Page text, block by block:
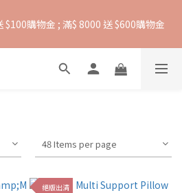
$2500贈 Farlin EDI超純水溼紙巾
$100購物金 ; 滿$ 8000 送 $600購物金
送$ 388  滿 $10,000 送 $888 購
贈 Farlin EDI超純水溼紙巾
48 Items per page
絕版出清